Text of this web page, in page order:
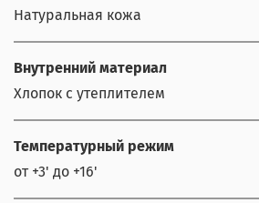
Натуральная кожа
Внутренний материал
Хлопок с утеплителем
Температурный режим
от +3' до +16'